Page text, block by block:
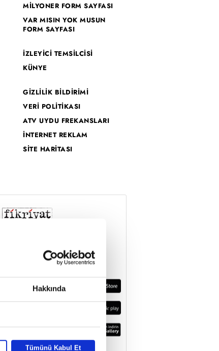
Hakkında
Tümünü Kabul Et
MİLYONER FORM SAYFASI
VAR MISIN YOK MUSUN
FORM SAYFASI
İZLEYİCİ TEMSİLCİSİ
KÜNYE
GİZLİLİK BİLDİRİMİ
VERİ POLİTİKASI
ATV UYDU FREKANSLARI
İNTERNET REKLAM
SİTE HARİTASI